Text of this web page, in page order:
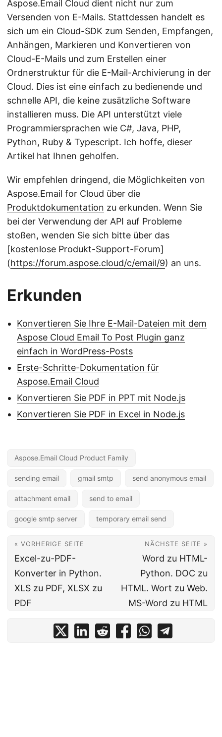
Aspose.Email Cloud dient nicht nur zum
Versenden von E-Mails. Stattdessen handelt es
sich um ein Cloud-SDK zum Senden, Empfangen,
Anhängen, Markieren und Konvertieren von
Cloud-E-Mails und zum Erstellen einer
Ordnerstruktur für die E-Mail-Archivierung in der
Cloud. Dies ist eine einfach zu bedienende und
schnelle API, die keine zusätzliche Software
installieren muss. Die API unterstützt viele
Programmiersprachen wie C#, Java, PHP,
Python, Ruby & Typescript. Ich hoffe, dieser
Artikel hat Ihnen geholfen.
Wir empfehlen dringend, die Möglichkeiten von
Aspose.Email for Cloud über die
Produktdokumentation zu erkunden. Wenn Sie
bei der Verwendung der API auf Probleme
stoßen, wenden Sie sich bitte über das
[kostenlose Produkt-Support-Forum]
(https://forum.aspose.cloud/c/email/9) an uns.
Erkunden
Konvertieren Sie Ihre E-Mail-Dateien mit dem
Aspose Cloud Email To Post Plugin ganz
einfach in WordPress-Posts
Erste-Schritte-Dokumentation für
Aspose.Email Cloud
Konvertieren Sie PDF in PPT mit Node.js
Konvertieren Sie PDF in Excel in Node.js
Aspose.Email Cloud Product Family
sending email gmail smtp send anonymous email
attachment email send to email
google smtp server temporary email send
« VORHERIGE SEITE
Excel-zu-PDF-
Konverter in Python.
XLS zu PDF, XLSX zu
PDF
NÄCHSTE SEITE »
Word zu HTML-
Python. DOC zu
HTML. Wort zu Web.
MS-Word zu HTML